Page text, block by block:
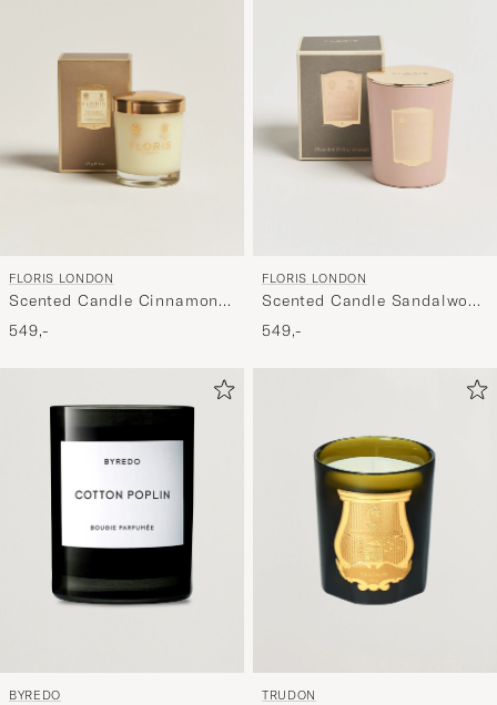
FLORIS LONDON
Scented Candle Cinnamon &
Tangerine 175g
549,-
FLORIS LONDON
Scented Candle Sandalwood
& Patchouli 175g
549,-
BYREDO TRUDON